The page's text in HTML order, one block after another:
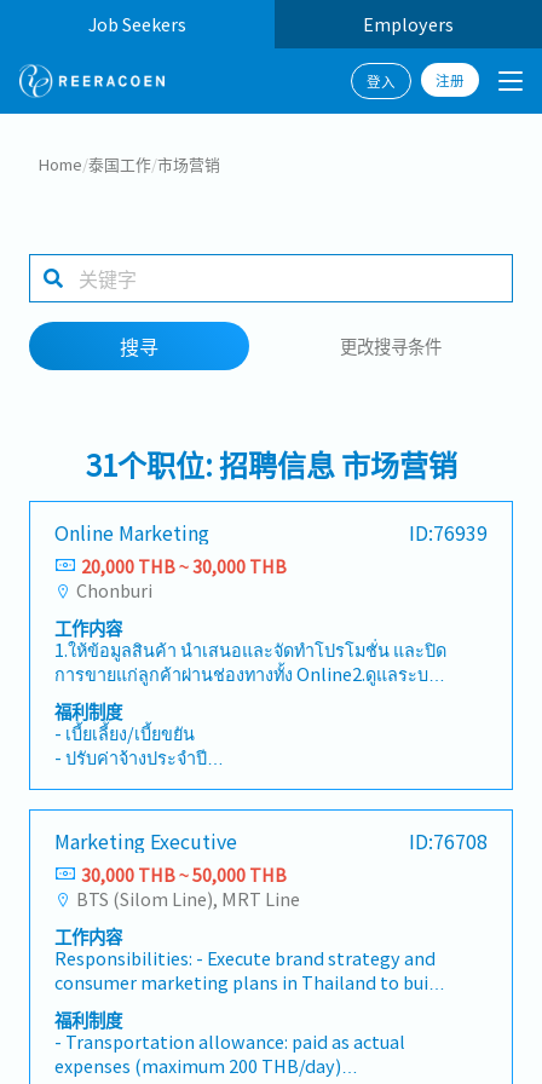
Job Seekers Employers
登入 注册
工作行业
工作地点
Home/泰国工作/市场营销
搜寻 更改搜寻条件
31个职位: 招聘信息 市场营销
Online Marketing ID:76939
20,000 THB ~ 30,000 THB
Chonburi
工作内容
1.ให้ข้อมูลสินค้า นำเสนอและจัดทำโปรโมชั่น และปิด
การขายแก่ลูกค้าผ่านช่องทางทั้ง Online2.ดูแลระบบ
หลังบ้าน Social Media (Facebook, Line OA, IG,
Shopee, Lazada,Tiktok ฯลฯ)3.ทำใบเสนอราคา เปิด
บิล ประสานงานกับฝ่ายต่าง ๆ ที่เกี่ยวข้อง4.ติดตามผล
การขาย วิเคราะห์พฤติกรรมลูกค้า และจัดทำรายงาน
ยอดขายประจำสัปดาห์5.ดูแลความสัมพันธ์ลูกค้า
(CRM) บริการหลังการขาย และติดตามความพึงพอใจ
ลูกค้า6.ประสานงานร่วมกับทีมการตลาดและทีมผลิต
สื่อ เพื่อสร้าง Content ที่มีคุณภาพ7.ดูแลลูกค้าที่เข้า
มาติดต่อยังหน้าร้าน (ถ้ามี)8.งานอื่นๆที่ได้รับมอบ
หมาย
福利制度
- เบี้ยเลี้ยง/เบี้ยขยัน
- ปรับค่าจ้างประจำปี
- ตรวจสุขภาพประจำปี
- ยูนิฟอร์ม, รองเท้า Safety
- เงินช่วยเหลือกรณีพนักงานและครอบครัวเสียชีวิต
- เงินยินดีกรณีพนักงานบวชและแต่งงาน
- ของเยี่ยมพนักงานกรณีผู้ป่วยใน
Marketing Executive ID:76708
30,000 THB ~ 50,000 THB
BTS (Silom Line), MRT Line
工作内容
Responsibilities: - Execute brand strategy and
consumer marketing plans in Thailand to build
brand awareness and consumer engagement.-
Plan and manage consumer campaigns, digital
marketing, and social media to grow brand
equity in the Thai market.- Support Thailand's
福利制度
- Transportation allowance: paid as actual
expenses (maximum 200 THB/day)